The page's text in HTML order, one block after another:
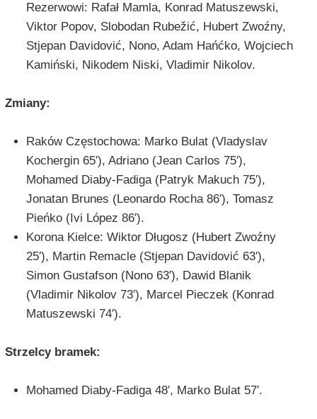
Rezerwowi: Rafał Mamla, Konrad Matuszewski,
Viktor Popov, Slobodan Rubežić, Hubert Zwoźny,
Stjepan Davidović, Nono, Adam Hańćko, Wojciech
Kamiński, Nikodem Niski, Vladimir Nikolov.
Zmiany:
Raków Częstochowa: Marko Bulat (Vladyslav
Kochergin 65′), Adriano (Jean Carlos 75′),
Mohamed Diaby-Fadiga (Patryk Makuch 75′),
Jonatan Brunes (Leonardo Rocha 86′), Tomasz
Pieńko (Ivi López 86′).
Korona Kielce: Wiktor Długosz (Hubert Zwoźny
25′), Martin Remacle (Stjepan Davidović 63′),
Simon Gustafson (Nono 63′), Dawid Blanik
(Vladimir Nikolov 73′), Marcel Pieczek (Konrad
Matuszewski 74′).
Strzelcy bramek:
Mohamed Diaby-Fadiga 48′, Marko Bulat 57′.